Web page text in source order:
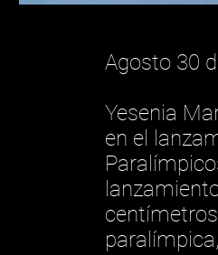
Agosto 30
Yesenia
en el